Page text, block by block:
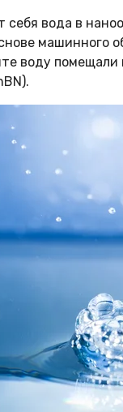
себя вода в
машинного
воду